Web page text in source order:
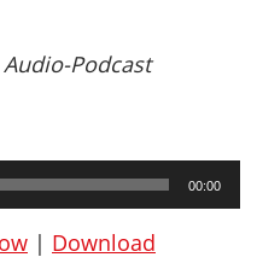
Podcast
00:00
| Download